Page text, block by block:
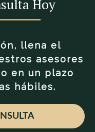
Hoy
llena el
asesores
en un plazo
hábiles.